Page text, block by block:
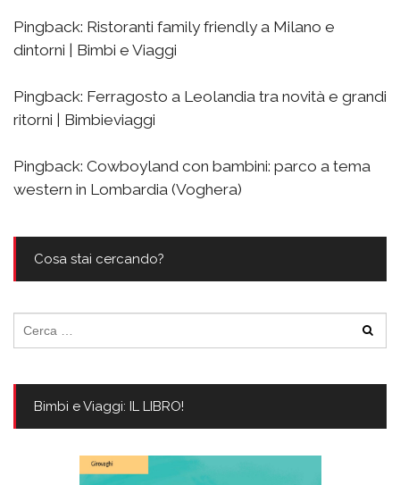
Pingback: Ristoranti family friendly a Milano e
dintorni | Bimbi e Viaggi
Pingback: Ferragosto a Leolandia tra novità e grandi
ritorni | Bimbieviaggi
Pingback: Cowboyland con bambini: parco a tema
western in Lombardia (Voghera)
Cosa stai cercando?
per:
Bimbi e Viaggi: IL LIBRO!